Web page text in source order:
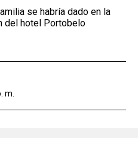
se habría dado en la
del hotel Portobelo
m.